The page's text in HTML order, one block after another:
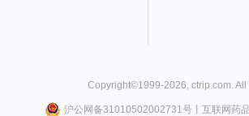
Copyright©1999-2026 ctrip.com .
沪公网备31010502002731号丨 互联网药